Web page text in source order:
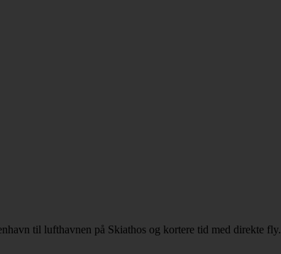
til lufthavnen på Skiathos og kortere tid med direkte fly.